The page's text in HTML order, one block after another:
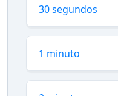
30 segundos
1 minuto